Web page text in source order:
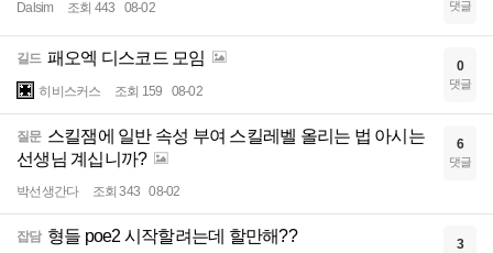
Dalsim 조회 443 08-02 댓글
길드 패오엑 디스코드 모임
히비스커스 조회 159 08-02
0
댓글
질문 스킬잼에 일반 속성 부여 스킬레벨 올리는 법 아시는
선생님 계십니까?
박선생간다 조회 343 08-02
6
댓글
잡담 형들 poe2 시작할려는데 할만해?? 3